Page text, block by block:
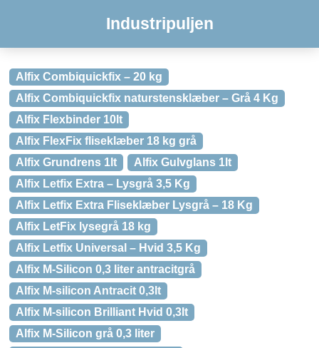
Industripuljen
Alfix Combiquickfix – 20 kg
Alfix Combiquickfix naturstensklæber – Grå 4 Kg
Alfix Flexbinder 10lt
Alfix FlexFix fliseklæber 18 kg grå
Alfix Grundrens 1lt
Alfix Gulvglans 1lt
Alfix Letfix Extra – Lysgrå 3,5 Kg
Alfix Letfix Extra Fliseklæber Lysgrå – 18 Kg
Alfix LetFix lysegrå 18 kg
Alfix Letfix Universal – Hvid 3,5 Kg
Alfix M-Silicon 0,3 liter antracitgrå
Alfix M-silicon Antracit 0,3lt
Alfix M-silicon Brilliant Hvid 0,3lt
Alfix M-Silicon grå 0,3 liter